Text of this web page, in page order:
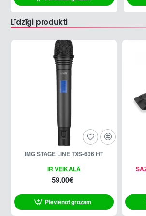
Līdzīgi produkti
IR VEIKALĀ
IMG STAGE LINE TXS-606 HT
59.00€
Pievienot grozam